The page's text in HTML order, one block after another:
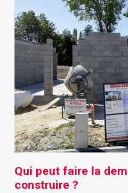
Qui peut faire la
construire ?